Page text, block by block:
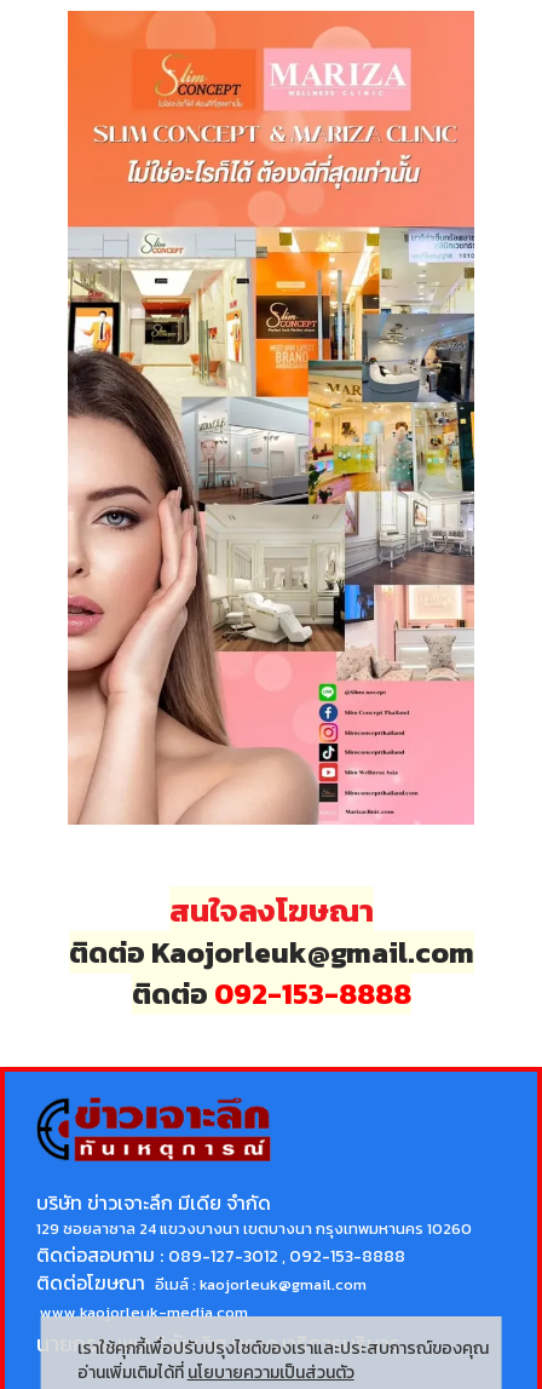
สนใจลงโฆษณา
ติดต่อ Kaojorleuk@gmail.com
ติดต่อ 092-153-8888
บริษัท ข่าวเจาะลึก มีเดีย จำกัด
129 ซอยลาซาล 24 แขวงบางนา เขตบางนา กรุงเทพมหานคร 10260
ติดต่อสอบถาม : 089-127-3012 , 092-153-8888
ติดต่อโฆษณา อีเมล์ :kaojorleuk@gmail.com
www.kaojorleuk-media.com
นายกรธนพล วิลัยเลิศบรรณาธิการบริหาร
เราใช้คุกกี้เพื่อปรับปรุงไซต์ของเราและประสบการณ์ของคุณ
อ่านเพิ่มเติมได้ที่ นโยบายความเป็นส่วนตัว